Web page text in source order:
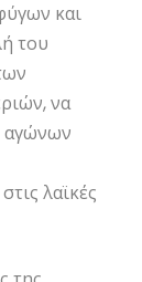
και
του
να
αγώνων
λαϊκές